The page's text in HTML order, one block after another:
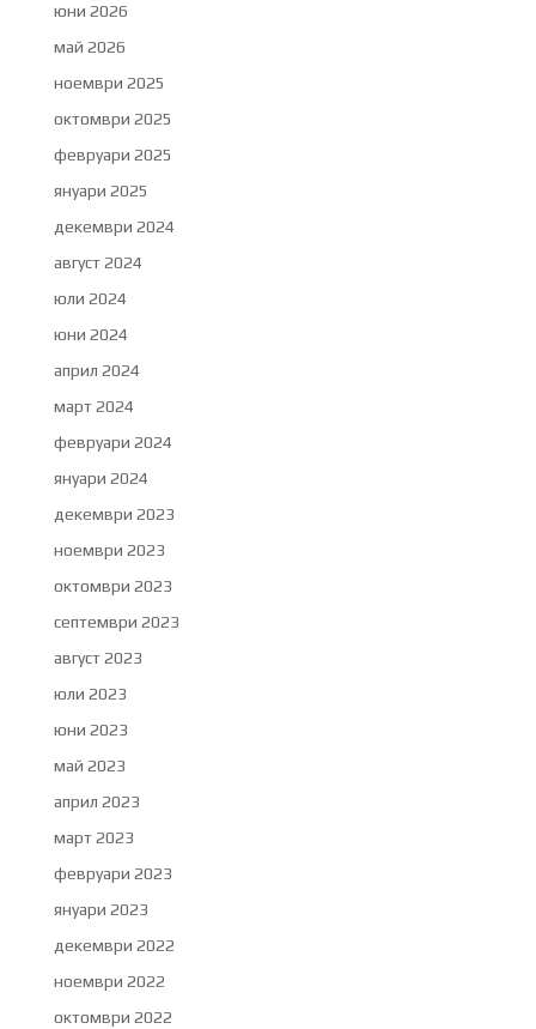
юни 2026
май 2026
ноември 2025
октомври 2025
февруари 2025
януари 2025
декември 2024
август 2024
юли 2024
юни 2024
април 2024
март 2024
февруари 2024
януари 2024
декември 2023
ноември 2023
октомври 2023
септември 2023
август 2023
юли 2023
юни 2023
май 2023
април 2023
март 2023
февруари 2023
януари 2023
декември 2022
ноември 2022
октомври 2022